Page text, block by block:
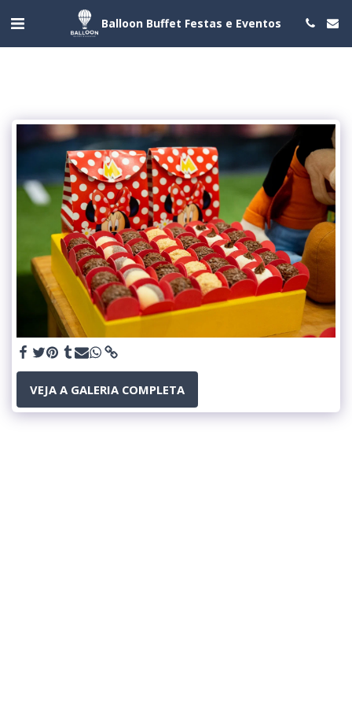
Balloon Buffet Festas e Eventos
VEJA A GALERIA COMPLETA